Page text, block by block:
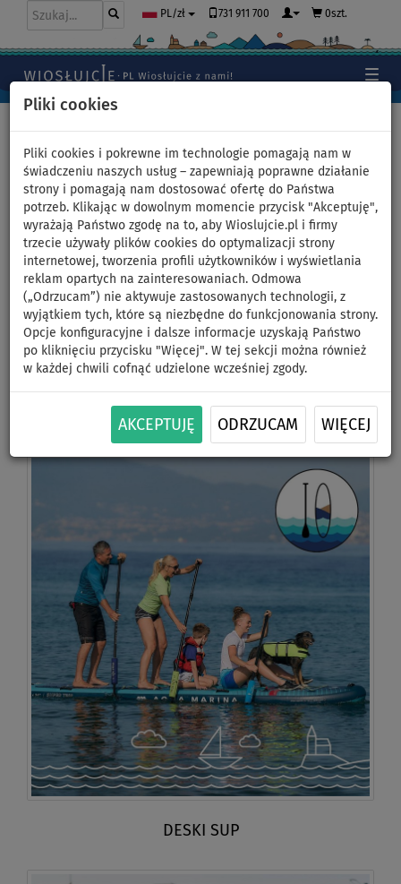
Pliki cookies
Pliki cookies i pokrewne im technologie pomagają nam w
świadczeniu naszych usług – zapewniają poprawne działanie
strony i pomagają nam dostosować ofertę do Państwa
potrzeb. Klikając w dowolnym momencie przycisk "Akceptuję",
wyrażają Państwo zgodę na to, aby Wioslujcie.pl i firmy
trzecie używały plików cookies do optymalizacji strony
internetowej, tworzenia profili użytkowników i wyświetlania
reklam opartych na zainteresowaniach. Odmowa
(„Odrzucam”) nie aktywuje zastosowanych technologii, z
wyjątkiem tych, które są niezbędne do funkcjonowania strony.
Opcje konfiguracyjne i dalsze informacje uzyskają Państwo
po kliknięciu przycisku "Więcej". W tej sekcji można również
w każdej chwili cofnąć udzielone wcześniej zgody.
AKCEPTUJĘ ODRZUCAM WIĘCEJ
PL/zł 731 911 700 0szt.
Ze względu na dużą liczbę zamówień, wiadomości i
telefonów czas odpowiedzi może być obecnie dłuższy niż
zwykle. Prosimy o kontakt mailowy i dziękujemy za
wyrozumiałość.
DESKI SUP